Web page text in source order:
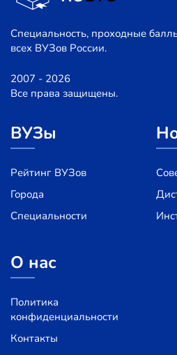
Специальность, проходные
всех ВУЗов России.
2007 - 2026
Все права защищены.
ВУЗы
Рейтинг ВУЗов
Города
Специальности
О нас
Политика
конфиденциальности
Контакты